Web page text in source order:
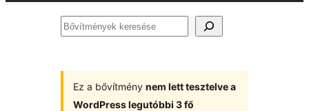
Bővítmények
Ez a bővítmény nem lett tesztelve a
WordPress legutóbbi 3 fő